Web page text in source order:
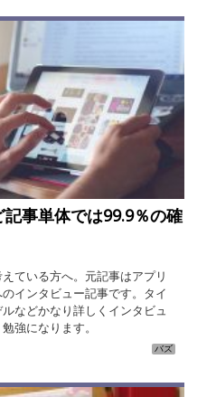
事単体では99.9％の確
ている方へ。元記事はアプリ
インタビュー記事です。タイ
などかなり詳しくインタビュ
強になります。
バズ